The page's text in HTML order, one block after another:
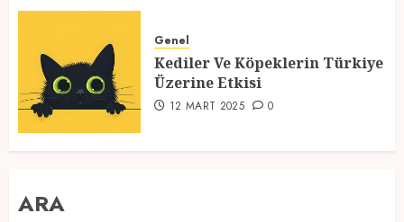
Genel
Kediler Ve Köpeklerin Türkiye
Üzerine Etkisi
12 MART 2025 0
ARA